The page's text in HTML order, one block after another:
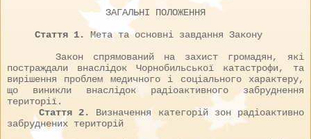
ЗАГАЛЬНІ ПОЛОЖЕННЯ
Стаття 1.
Мета та основні завдання Закону
Закон спрямований на захист громадян, які
постраждали внаслідок Чорнобильської катастрофи, та
вирішення проблем медичного і соціального характеру,
що виникли внаслідок радіоактивного забруднення
території.
Стаття 2.
Визначення категорій зон радіоактивно
забруднених територій